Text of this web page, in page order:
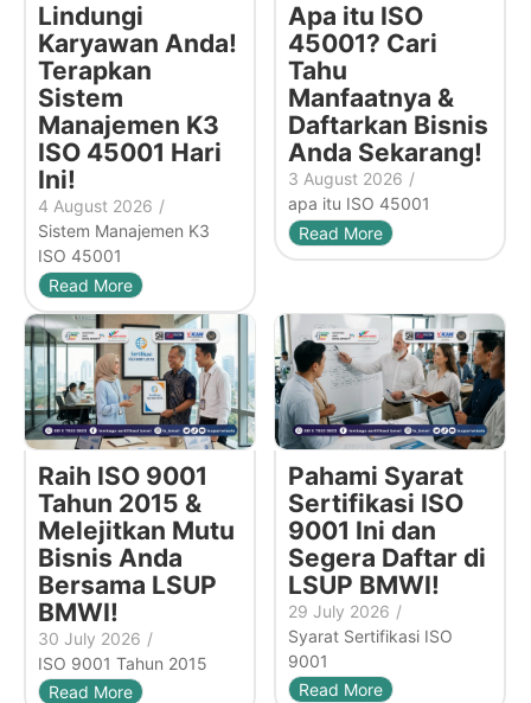
Lindungi
Karyawan Anda!
Terapkan
Sistem
Manajemen K3
ISO 45001 Hari
Ini!
4 August 2026 /
Sistem Manajemen K3
ISO 45001
Read More
Apa itu ISO
45001? Cari
Tahu
Manfaatnya &
Daftarkan Bisnis
Anda Sekarang!
3 August 2026 /
apa itu ISO 45001
Read More
Raih ISO 9001
Tahun 2015 &
Melejitkan Mutu
Bisnis Anda
Bersama LSUP
BMWI!
30 July 2026 /
ISO 9001 Tahun 2015
Read More
Pahami Syarat
Sertifikasi ISO
9001 Ini dan
Segera Daftar di
LSUP BMWI!
29 July 2026 /
Syarat Sertifikasi ISO
9001
Read More